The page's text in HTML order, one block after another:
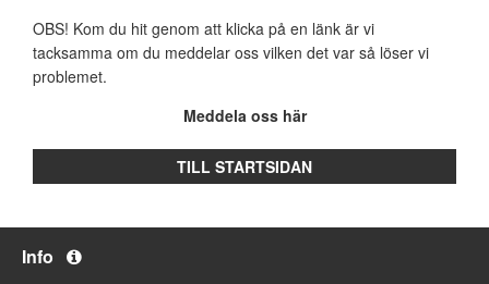
OBS! Kom du hit genom att klicka på en länk är vi
tacksamma om du meddelar oss vilken det var så löser vi
problemet.
Meddela oss här
TILL STARTSIDAN
Info